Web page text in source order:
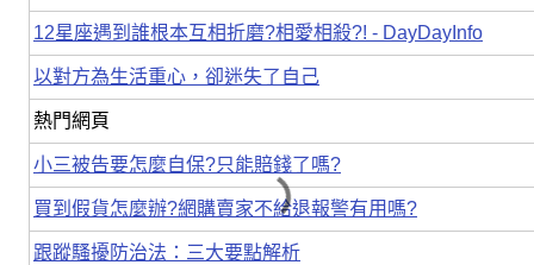
12星座遇到誰根本互相折磨?相愛相殺?! - DayDayInfo
以對方為生活重心，卻迷失了自己
熱門網頁
小三被告要怎麼自保?只能賠錢了嗎?
買到假貨怎麼辦?網購賣家不給退報警有用嗎?
跟蹤騷擾防治法：三大要點解析